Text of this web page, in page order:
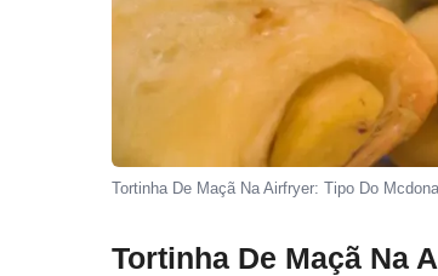
Tortinha De Maçã Na Airfryer: Tipo Do
Tortinha De Maçã Na